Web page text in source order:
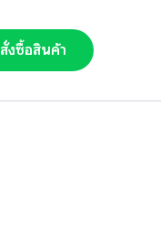
สั่งซื้อสินค้า